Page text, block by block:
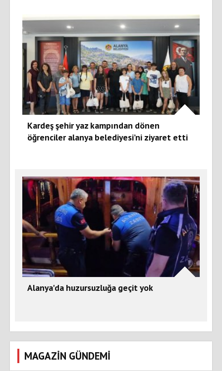
Kardeş şehir yaz kampından dönen
öğrenciler alanya belediyesi’ni ziyaret etti
Alanya'da huzursuzluğa geçit yok
MAGAZİN GÜNDEMİ